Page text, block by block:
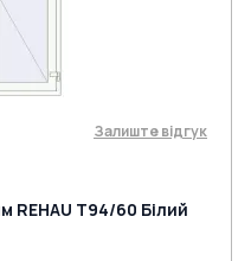
Залиште відгук
REHAU Т94/60 Білий